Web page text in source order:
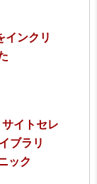
ンクリ
イトセレ
ブラリ
ック